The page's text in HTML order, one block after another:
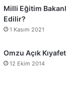
Milli Eğitim
Edilir?
1 Kasım 2021
Omzu Açık
12 Ekim 2014